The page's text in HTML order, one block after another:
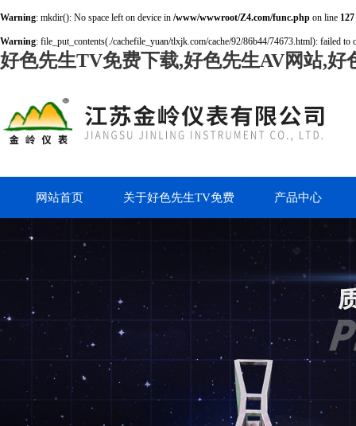
Warning: mkdir(): No space left on device in /www/wwwroot/Z4.com/func.php on line 127
Warning: file_put_contents(./cachefile_yuan/tlxjk.com/cache/92/86b44/74673.html): failed
好色先生TV免费下载,好色先生AV网站,
网站首页 关于好色先生TV免费 产品中心